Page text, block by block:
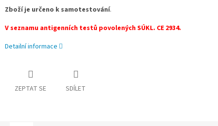
Zboží je určeno k samotestování.
V seznamu antigenních testů povolených SÚKL. CE 2934.
Detailní informace
ZEPTAT SE SDÍLET